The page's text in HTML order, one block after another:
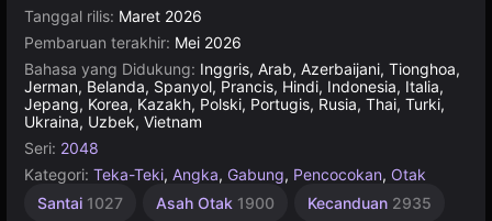
Tanggal rilis: Maret 2026
Pembaruan terakhir: Mei 2026
Bahasa yang Didukung: Inggris, Arab, Azerbaijani, Tionghoa,
Jerman, Belanda, Spanyol, Prancis, Hindi, Indonesia, Italia,
Jepang, Korea, Kazakh, Polski, Portugis, Rusia, Thai, Turki,
Ukraina, Uzbek, Vietnam
Seri: 2048
Kategori: Teka-Teki, Angka, Gabung, Pencocokan, Otak
Santai 1027 Asah Otak 1900 Kecanduan 2935